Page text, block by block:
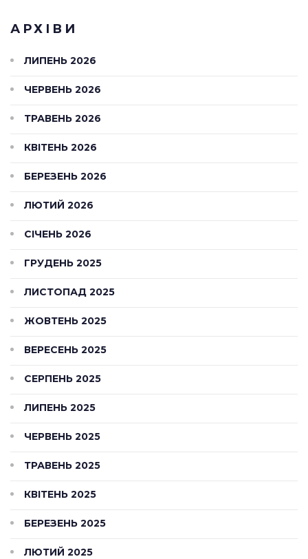
АРХІВИ
ЛИПЕНЬ 2026
ЧЕРВЕНЬ 2026
ТРАВЕНЬ 2026
КВІТЕНЬ 2026
БЕРЕЗЕНЬ 2026
ЛЮТИЙ 2026
СІЧЕНЬ 2026
ГРУДЕНЬ 2025
ЛИСТОПАД 2025
ЖОВТЕНЬ 2025
ВЕРЕСЕНЬ 2025
СЕРПЕНЬ 2025
ЛИПЕНЬ 2025
ЧЕРВЕНЬ 2025
ТРАВЕНЬ 2025
КВІТЕНЬ 2025
БЕРЕЗЕНЬ 2025
ЛЮТИЙ 2025